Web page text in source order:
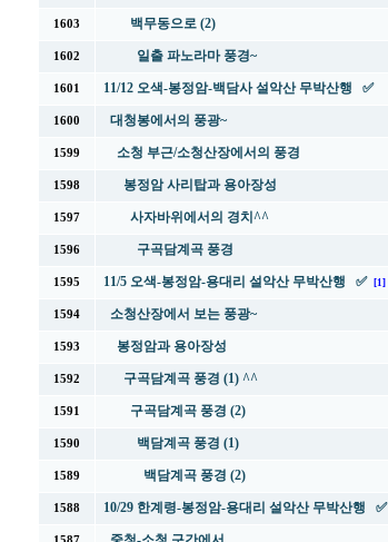
1603 백무동으로 (2)
1602 일출 파노라마 풍경~
1601 11/12 오색-봉정암-백담사 설악산 무박산행 ✅
1600 대청봉에서의 풍광~
1599 소청 부근/소청산장에서의 풍경
1598 봉정암 사리탑과 용아장성
1597 사자바위에서의 경치^^
1596 구곡담계곡 풍경
1595 11/5 오색-봉정암-용대리 설악산 무박산행 ✅ [1]
1594 소청산장에서 보는 풍광~
1593 봉정암과 용아장성
1592 구곡담계곡 풍경 (1) ^^
1591 구곡담계곡 풍경 (2)
1590 백담계곡 풍경 (1)
1589 백담계곡 풍경 (2)
1588 10/29 한계령-봉정암-용대리 설악산 무박산행 ✅